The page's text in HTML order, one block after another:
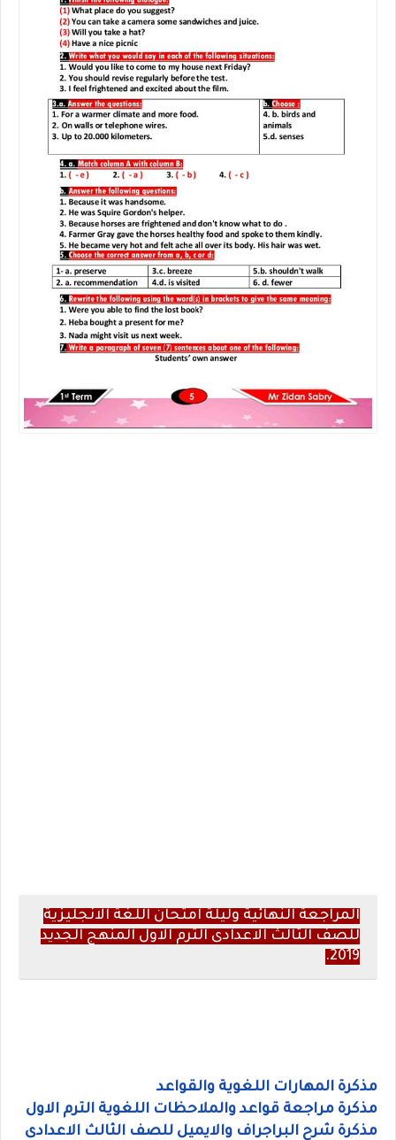
المراجعة النهائية وليلة امتحان اللغة الانجليزية
للصف الثالث الاعدادى الترم الاول المنهج الجديد
2019.
مذكرة المهارات اللغوية والقواعد
مذكرة مراجعة قواعد والملاحظات اللغوية الترم الاول
مذكرة شرح البراجراف والايميل للصف الثالث الاعدادى